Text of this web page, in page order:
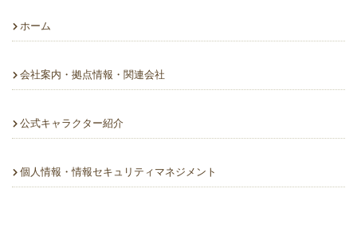
ホーム
会社案内・拠点情報・関連会社
公式キャラクター紹介
個人情報・情報セキュリティマネジメント